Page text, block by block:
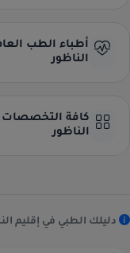
أطباء الطب
الناظور
كافة التخصصات
الناظور
دليلك الطبي في إقليم